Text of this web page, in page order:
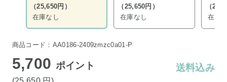
（25,650円）
在庫なし
（25,650円）
在庫なし
（
在庫
商品コード：AA0186-2409zmzc0a01-P
5,700 ポイント 送料込み